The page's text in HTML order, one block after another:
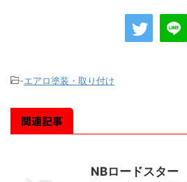
-エアロ塗装・取り付け
関連記事
NBロードスタ